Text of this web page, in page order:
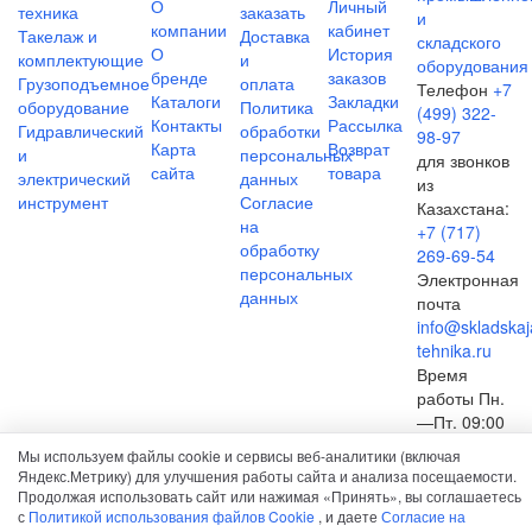
техника
Такелаж и
комплектующие
Грузоподъемное
оборудование
Гидравлический
и
электрический
инструмент
О
компании
О
бренде
Каталоги
Контакты
Карта
сайта
заказать
Доставка
и
оплата
Политика
обработки
персональных
данных
Согласие
на
обработку
персональных
данных
Личный
кабинет
История
заказов
Закладки
Рассылка
Возврат
товара
Телефон +7
(499) 322-
98-97
для звонков
из
Казахстана:
+7 (717)
269-69-54
Электронная
почта
tehnika.ru
Время
работы Пн.
—Пт. 09:00
(МСК)
Мы используем файлы cookie и сервисы веб-аналитики (включая
Яндекс.Метрику) для улучшения работы сайта и анализа посещаемости.
Продолжая использовать сайт или нажимая «Принять», вы соглашаетесь
с Политикой использования файлов Cookie , и даете Согласие на